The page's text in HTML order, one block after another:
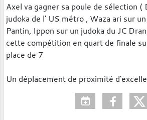
Axel va gagner sa poule de sélection (
judoka de l' US métro , Waza ari sur
Pantin, Ippon sur un judoka du JC
cette compétition en quart de finale
place de 7
Un déplacement de proximité